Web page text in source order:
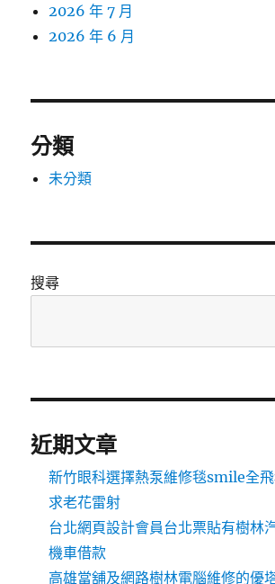
2026 年 7 月
2026 年 6 月
分類
未分類
搜尋
近期文章
新竹眼科選擇熱泵維修毯smile全
求老花雷射
台北網頁設計會員台北票貼有樹林
機車借款
高雄當舖及網路樹林電腦維修的優